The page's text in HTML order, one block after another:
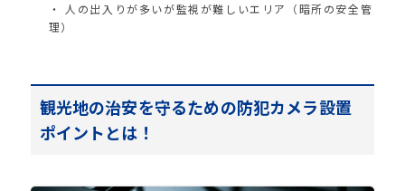
人の出入りが多いが監視が難しいエリア（暗所の安全管
理）
観光地の治安を守るための防犯カメラ設置
ポイントとは！